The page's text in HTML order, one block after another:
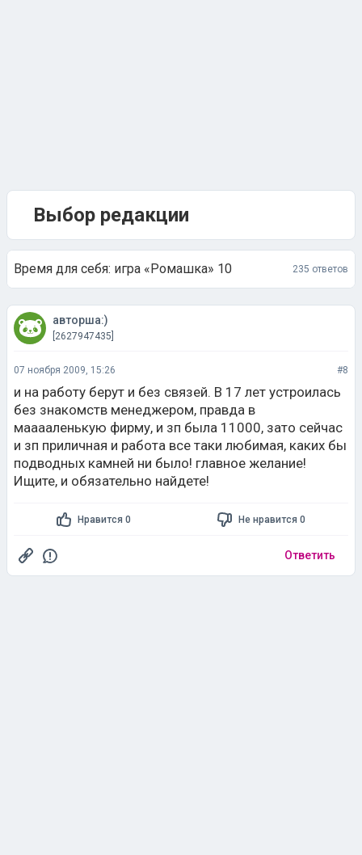
Выбор редакции
Время для себя: игра «Ромашка» 10 235 ответов
авторша:)
[2627947435]
07 ноября 2009, 15:26 #8
и на работу берут и без связей. В 17 лет устроилась
без знакомств менеджером, правда в
мааааленькую фирму, и зп была 11000, зато сейчас
и зп приличная и работа все таки любимая, каких бы
подводных камней ни было! главное желание!
Ищите, и обязательно найдете!
Нравится 0 Не нравится 0
Ответить